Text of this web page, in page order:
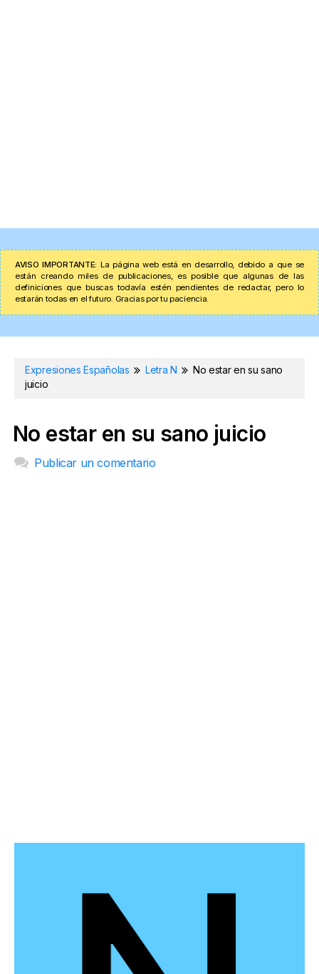
AVISO IMPORTANTE: La página web está en desarrollo, debido a que se
están creando miles de publicaciones, es posible que algunas de las
definiciones que buscas todavía estén pendientes de redactar, pero lo
estarán todas en el futuro. Gracias por tu paciencia.
Expresiones Españolas Letra N
No estar en su sano
juicio
No estar en su sano juicio
Publicar un comentario